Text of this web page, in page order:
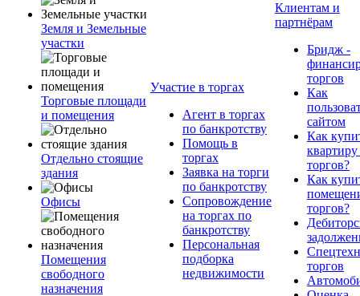
Земля и Земельные
участки
Торговые площади
и помещения
Отдельно стоящие
здания
Офисы
Помещения
свободного
назначения
Участие в торгах
Агент в торгах
по банкротству
Помощь в
торгах
Заявка на торги
по банкротству
Сопровождение
на торгах по
банкротству
Персональная
подборка
недвижимости
Клиентам и
партнёрам
Бридж -
торгов
Как
сайтом
Как
квартиру
торгов?
Как
торгов?
торгов